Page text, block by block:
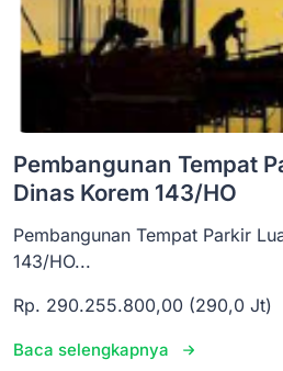
Pembangunan Tempat
Dinas Korem 143/HO
Pembangunan Tempat Parkir
143/HO...
Rp. 290.255.800,00 (290,0 Jt)
Baca selengkapnya